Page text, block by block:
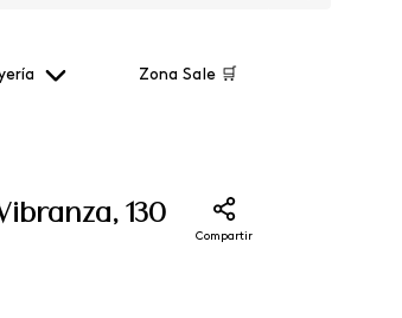
Zona Sale 🛒
130
Compartir